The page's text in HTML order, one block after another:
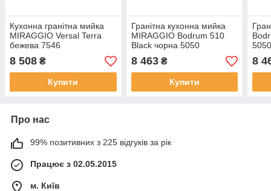
Кухонна гранітна мийка
MIRAGGIO Versal Terra
бежева 7546
8 508 ₴
Купити
Гранітна кухонна мийка
MIRAGGIO Bodrum 510
Black чорна 5050
8 463₴
Купити
8
Про нас
99% позитивних з 225 відгуків за рік
Працює з 02.05.2015
м. Київ